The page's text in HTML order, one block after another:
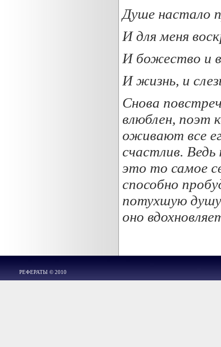
Душе настало
И для меня
И божество и
И жизнь, и
Снова
влюблен, поэт
оживают все
счастлив.
это то самое
способно
потухшую
оно
РЕФЕРАТЫ © 2010